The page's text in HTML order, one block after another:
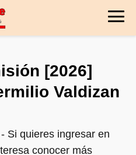
[2026]
Valdizan
- Si quieres ingresar en
conocer más